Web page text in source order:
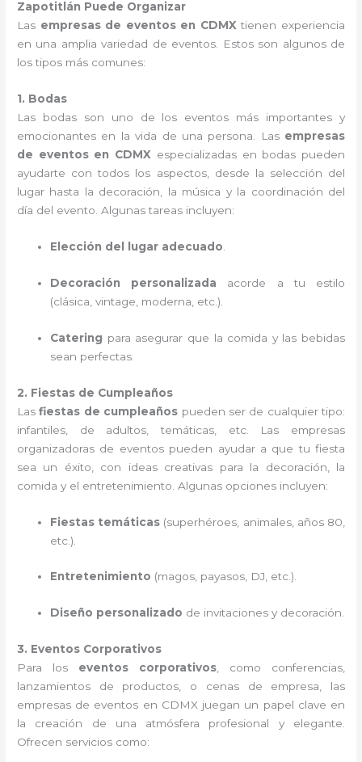
Zapotitlán Puede Organizar
Las empresas de eventos en CDMXtienen experiencia
en una amplia variedad de eventos. Estos son algunos de
los tipos más comunes:
1. Bodas
Las bodas son uno de los eventos más importantes y
emocionantes en la vida de una persona. Las empresas
de eventos en CDMX especializadas en bodas pueden
ayudarte con todos los aspectos, desde la selección del
lugar hasta la decoración, la música y la coordinación del
día del evento. Algunas tareas incluyen:
Elección del lugar adecuado
Decoración personalizada acorde a tu estilo
(clásica, vintage, moderna, etc.).
Catering para asegurar que la comida y las bebidas
sean perfectas.
2. Fiestas de Cumpleaños
Lasfiestas de cumpleaños pueden ser de cualquier tipo:
infantiles, de adultos, temáticas, etc. Las empresas
organizadoras de eventos pueden ayudar a que tu fiesta
sea un éxito, con ideas creativas para la decoración, la
comida y el entretenimiento. Algunas opciones incluyen:
Fiestas temáticas (superhéroes, animales, años 80,
etc.).
Entretenimiento (magos, payasos, DJ, etc.).
Diseño personalizado de invitaciones y decoración.
3. Eventos Corporativos
Para los eventos corporativos , como conferencias,
lanzamientos de productos, o cenas de empresa, las
empresas de eventos en CDMX juegan un papel clave en
la creación de una atmósfera profesional y elegante.
Ofrecen servicios como: